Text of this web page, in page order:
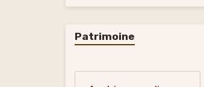
Patrimoine